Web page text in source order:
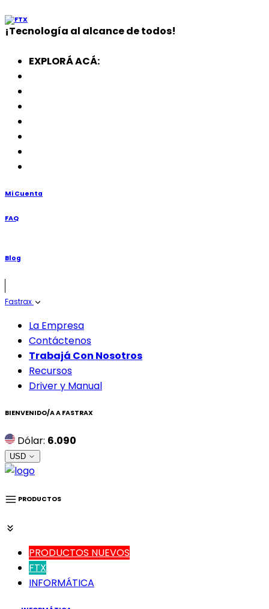
¡Tecnología al alcance de todos!
EXPLORÁ ACÁ:
Mi Cuenta
FAQ
Blog
Fastrax
La Empresa
Contáctenos
Trabajá Con Nosotros
Recursos
Driver y Manual
BIENVENIDO/A A FASTRAX
Dólar: 6.090
USD
PRODUCTOS
PRODUCTOS NUEVOS
FTX
INFORMÁTICA